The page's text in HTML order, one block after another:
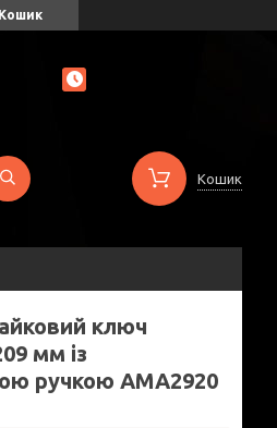
Кошик
Кошик
ключ
мм із
ручкою AMA2920